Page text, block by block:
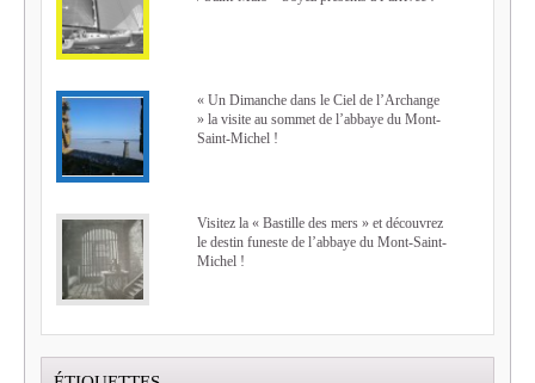
« Un Dimanche dans le Ciel de l’Archange
» la visite au sommet de l’abbaye du Mont-
Saint-Michel !
Visitez la « Bastille des mers » et découvrez
le destin funeste de l’abbaye du Mont-Saint-
Michel !